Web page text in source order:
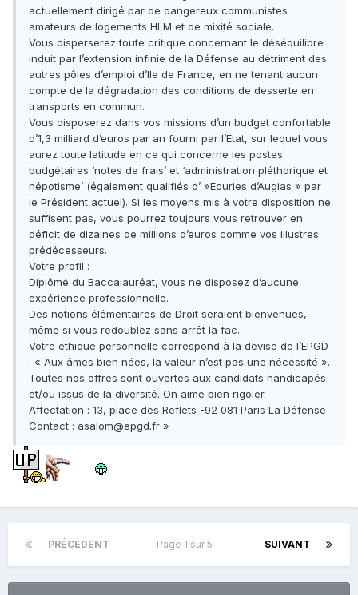
actuellement dirigé par de dangereux communistes
amateurs de logements HLM et de mixité sociale.
Vous disperserez toute critique concernant le déséquilibre
induit par l’extension infinie de la Défense au détriment des
autres pôles d’emploi d’Ile de France, en ne tenant aucun
compte de la dégradation des conditions de desserte en
transports en commun.
Vous disposerez dans vos missions d’un budget confortable
d’1,3 milliard d’euros par an fourni par l’Etat, sur lequel vous
aurez toute latitude en ce qui concerne les postes
budgétaires ‘notes de frais’ et ‘administration pléthorique et
népotisme’ (également qualifiés d’ »Ecuries d’Augias » par
le Président actuel). Si les moyens mis à votre disposition ne
suffisent pas, vous pourrez toujours vous retrouver en
déficit de dizaines de millions d’euros comme vos illustres
prédécesseurs.
Votre profil :
Diplômé du Baccalauréat, vous ne disposez d’aucune
expérience professionnelle.
Des notions élémentaires de Droit seraient bienvenues,
même si vous redoublez sans arrêt la fac.
Votre éthique personnelle correspond à la devise de l’EPGD
: « Aux âmes bien nées, la valeur n’est pas une nécéssité ».
Toutes nos offres sont ouvertes aux candidats handicapés
et/ou issus de la diversité. On aime bien rigoler.
Affectation : 13, place des Reflets -92 081 Paris La Défense
Contact : asalom@epgd.fr »
PRÉCÉDENT SUIVANT
Page 1 sur 5